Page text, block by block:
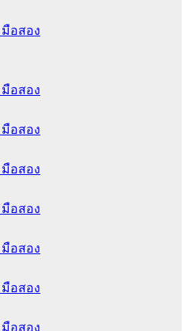
มือสอง
มือสอง
มือสอง
มือสอง
มือสอง
มือสอง
มือสอง
มือสอง